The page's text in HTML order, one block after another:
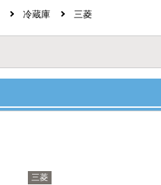
冷蔵庫 三菱
三菱